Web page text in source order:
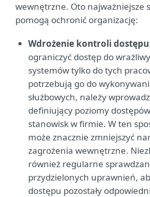
wewnętrzne. Oto najważniejsze
pomogą ochronić organizację:
Wdrożenie kontroli dostępu
ograniczyć dostęp do
systemów tylko do tych
potrzebują go do
służbowych, należy
definiujący poziomy
stanowisk w firmie. W ten
może znacznie zmniejszyć
zagrożenia wewnętrzne.
również regularne
przydzielonych uprawnień,
dostępu pozostały